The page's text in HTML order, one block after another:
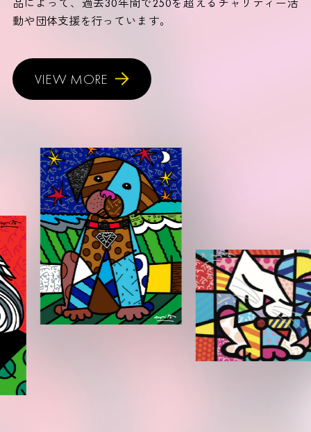
品によって、過去30年間で250を超えるチャリティー活
動や団体支援を行っています。
VIEW MORE